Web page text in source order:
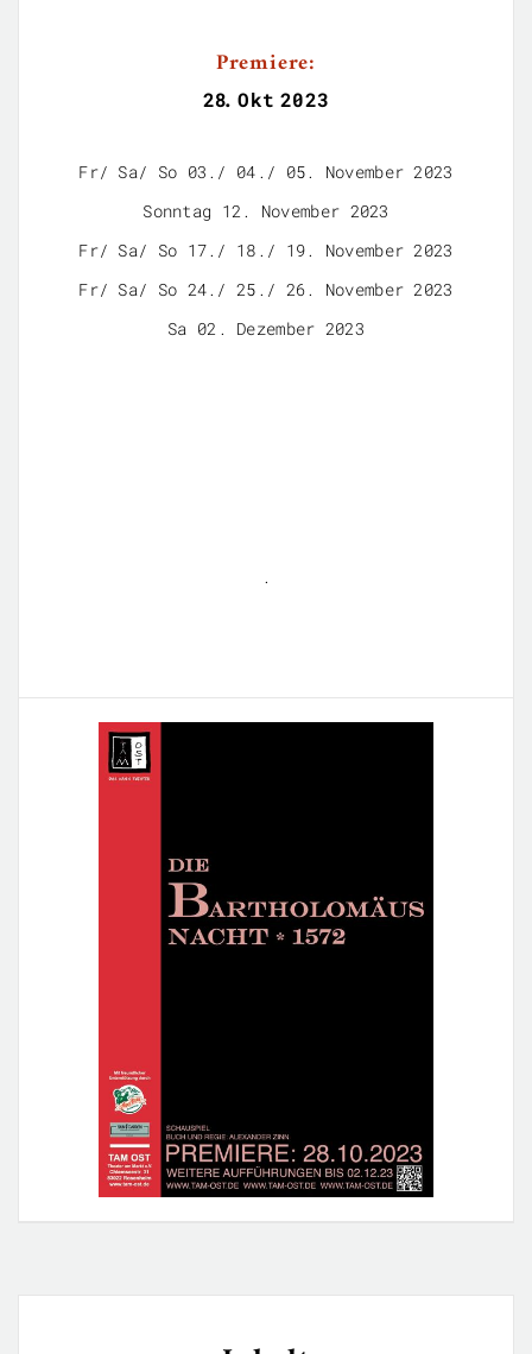
Premiere:
28. Okt 2023
Fr/ Sa/ So 03./ 04./ 05. November 2023
Sonntag 12. November 2023
Fr/ Sa/ So 17./ 18./ 19. November 2023
Fr/ Sa/ So 24./ 25./ 26. November 2023
Sa 02. Dezember 2023
.